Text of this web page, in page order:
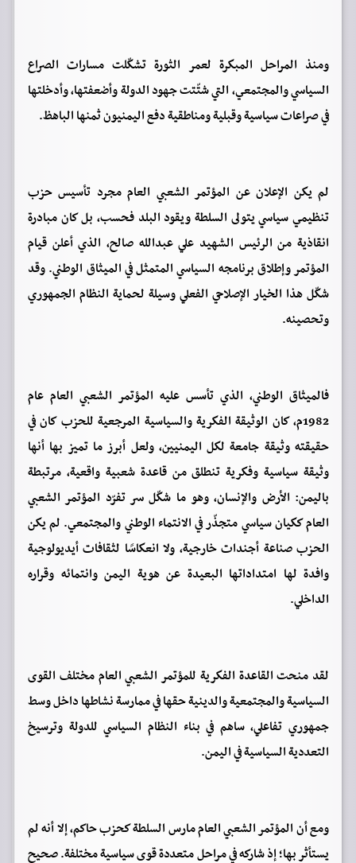
ومنذ المراحل المبكرة لعمر الثورة تشكّلت مسارات الصراع
السياسي والمجتمعي، التي شتّتت جهود الدولة وأضعفتها، وأدخلتها
في صراعات سياسية وقبلية ومناطقية دفع اليمنيون ثمنها الباهظ.
لم يكن الإعلان عن المؤتمر الشعبي العام مجرد تأسيس حزب
تنظيمي سياسي يتولى السلطة ويقود البلد فحسب، بل كان مبادرة
انقاذية من الرئيس الشهيد علي عبدالله صالح، الذي أعلن قيام
المؤتمر وإطلاق برنامجه السياسي المتمثل في الميثاق الوطني. وقد
شكّل هذا الخيار الإصلاحي الفعلي وسيلة لحماية النظام الجمهوري
وتحصينه.
فالميثاق الوطني، الذي تأسس عليه المؤتمر الشعبي العام عام
1982م، كان الوثيقة الفكرية والسياسية المرجعية للحزب كان في
حقيقته وثيقة جامعة لكل اليمنيين، ولعل أبرز ما تميز بها أنها
وثيقة سياسية وفكرية تنطلق من قاعدة شعبية واقعية، مرتبطة
باليمن: الأرض والإنسان، وهو ما شكّل سر تفرّد المؤتمر الشعبي
العام ككيان سياسي متجذّر في الانتماء الوطني والمجتمعي. لم يكن
الحزب صناعة أجندات خارجية، ولا انعكاسًا لثقافات أيديولوجية
وافدة لها امتداداتها البعيدة عن هوية اليمن وانتمائه وقراره
الداخلي.
لقد منحت القاعدة الفكرية للمؤتمر الشعبي العام مختلف القوى
السياسية والمجتمعية والدينية حقها في ممارسة نشاطها داخل وسط
جمهوري تفاعلي، ساهم في بناء النظام السياسي للدولة وترسيخ
التعددية السياسية في اليمن.
ومع أن المؤتمر الشعبي العام مارس السلطة كحزب حاكم، إلا أنه لم
يستأثر بها؛ إذ شاركه في مراحل متعددة قوى سياسية مختلفة. صحيح